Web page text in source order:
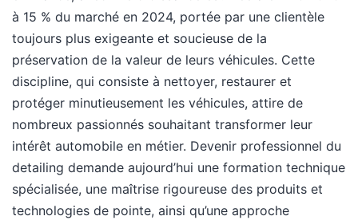
à 15 % du marché en 2024, portée par une clientèle
toujours plus exigeante et soucieuse de la
préservation de la valeur de leurs véhicules. Cette
discipline, qui consiste à nettoyer, restaurer et
protéger minutieusement les véhicules, attire de
nombreux passionnés souhaitant transformer leur
intérêt automobile en métier. Devenir professionnel du
detailing demande aujourd’hui une formation technique
spécialisée, une maîtrise rigoureuse des produits et
technologies de pointe, ainsi qu’une approche